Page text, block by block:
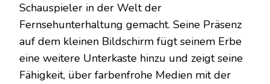
Schauspieler in der Welt der
Fernsehunterhaltung gemacht. Seine Präsenz
auf dem kleinen Bildschirm fügt seinem Erbe
eine weitere Unterkaste hinzu und zeigt seine
Fähigkeit, über farbenfrohe Medien mit der